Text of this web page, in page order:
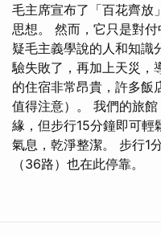
毛主席宣布了「百花齊放
思想。 然而，它只是對
疑毛主義學說的人和知識
驗失敗了，再加上天災，
的住宿非常昂貴，許多飯
值得注意）。 我們的旅
緣，但步行15分鐘即可輕
氣息，乾淨整潔。 步行1
（36路）也在此停靠。